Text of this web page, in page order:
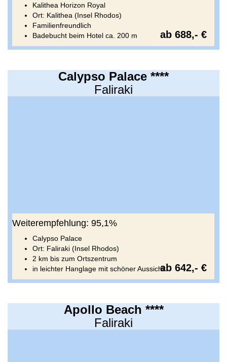
Kalithea Horizon Royal
Ort: Kalithea (Insel Rhodos)
Familienfreundlich
Badebucht beim Hotel ca. 200 m
ab 688,- €
Calypso Palace ****
Faliraki
Weiterempfehlung: 95,1%
Calypso Palace
Ort: Faliraki (Insel Rhodos)
2 km bis zum Ortszentrum
in leichter Hanglage mit schöner Aussichtab 642,- €
Apollo Beach ****
Faliraki